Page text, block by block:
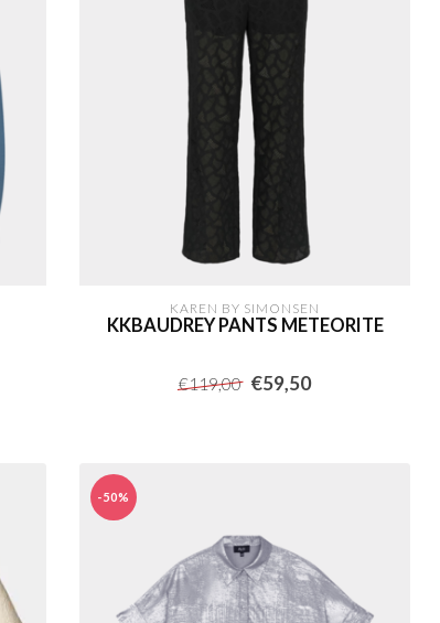
KAREN BY SIMONSEN
KKBAUDREY PANTS METEORITE
€119,00 €59,50
-50%